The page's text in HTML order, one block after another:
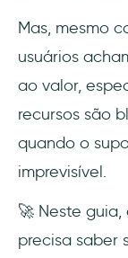
Mas, mesmo
usuários
ao valor,
recursos são
quando o
imprevisível.
🚀 Neste
precisa saber